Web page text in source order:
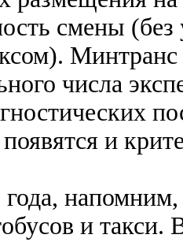
смены
Минтранс
числа
и
и такси.